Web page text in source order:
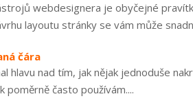
webdesignera je obyčejné
layoutu stránky se vám může
čára
hlavu nad tím, jak nějak jednoduše
často používám....